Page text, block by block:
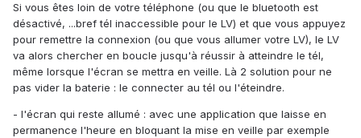
Si vous êtes loin de votre téléphone (ou que le bluetooth est
désactivé, ...bref tél inaccessible pour le LV) et que vous appuyez
pour remettre la connexion (ou que vous allumer votre LV), le LV
va alors chercher en boucle jusqu'à réussir à atteindre le tél,
même lorsque l'écran se mettra en veille. Là 2 solution pour ne
pas vider la baterie : le connecter au tél ou l'éteindre.
- l'écran qui reste allumé : avec une application que laisse en
permanence l'heure en bloquant la mise en veille par exemple